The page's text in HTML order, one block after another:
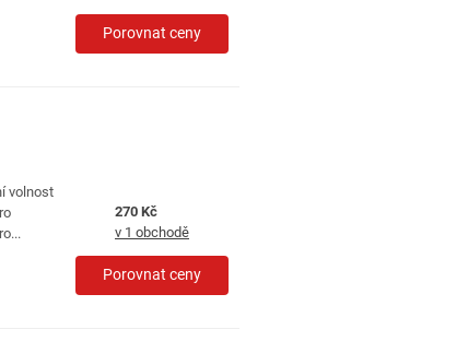
Porovnat ceny
volnost
270 Kč
v 1 obchodě
Porovnat ceny